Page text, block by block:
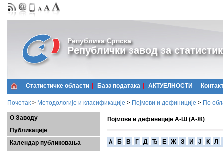
Република Српска
Републички завод за
Статистичке области Базa података АКТУЕЛНОСТИ Контакт
Почетак > Методологије и класификације > Појмови и дефиниције > По
О Заводу
Публикације
Календар публиковања
Појмови и дефиниције А-Ш (А-Ж)
A Б В Г Д Ђ Е Ж З И Ј К Л